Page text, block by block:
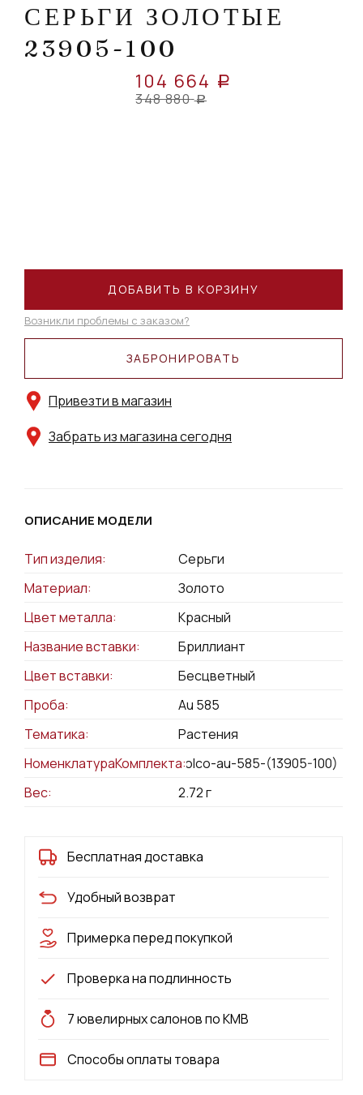
СЕРЬГИ ЗОЛОТЫЕ
23905-100
104 664 a
348 880 a
ЗАБРОНИРОВАТЬ
Привезти в магазин
Забрать из магазина сегодня
ДОБАВИТЬ В КОРЗИНУ
Возникли проблемы с заказом?
ОПИСАНИЕ МОДЕЛИ
Тип изделия:
Серьги
Материал:
Золото
Цвет металла:
Красный
Название вставки:
Бриллиант
Цвет вставки:
Бесцветный
Проба:
Au 585
Тематика:
Растения
НоменклатураКомплекта:kolco-au-585-(13905-100)
Вес:
2.72г
Бесплатная доставка
Удобный возврат
Примерка перед покупкой
Проверка на подлинность
7 ювелирных салонов по КМВ
Способы оплаты товара